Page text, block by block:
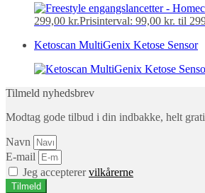
299,00 kr.Prisinterval: 99,00 kr. til
Ketoscan MultiGenix Ketose Sensor
Tilmeld nyhedsbrev
Modtag gode tilbud i din indbakke, helt
Navn
E-mail
Jeg accepterervilkårerne
Tilmeld